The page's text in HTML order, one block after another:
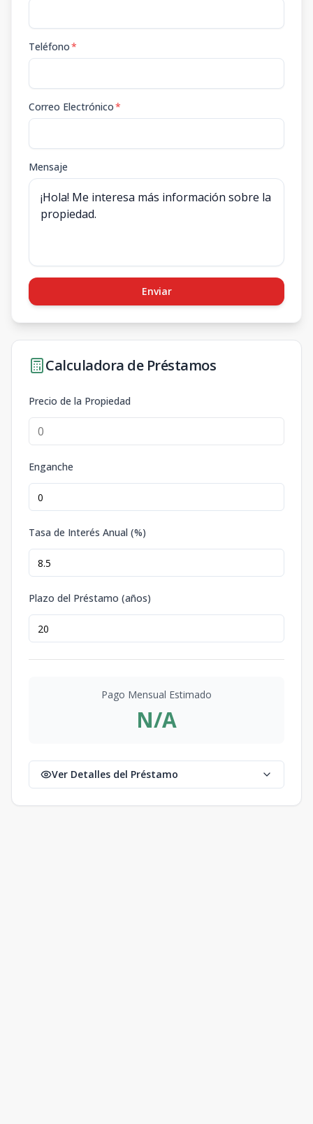
Teléfono*
Correo Electrónico*
Mensaje
Enviar
Calculadora de Préstamos
Precio de la Propiedad
Enganche
Tasa de Interés Anual (%)
Plazo del Préstamo (años)
Pago Mensual Estimado
N/A
Ver Detalles del Préstamo